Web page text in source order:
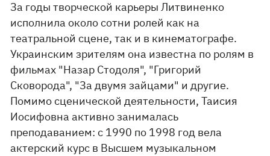
За годы творческой карьеры Литвиненко
исполнила около сотни ролей как на
театральной сцене, так и в кинематографе.
Украинским зрителям она известна по ролям в
фильмах "Назар Стодоля", "Григорий
Сковорода", "За двумя зайцами" и другие.
Помимо сценической деятельности, Таисия
Иосифовна активно занималась
преподаванием: с 1990 по 1998 год вела
актерский курс в Высшем музыкальном